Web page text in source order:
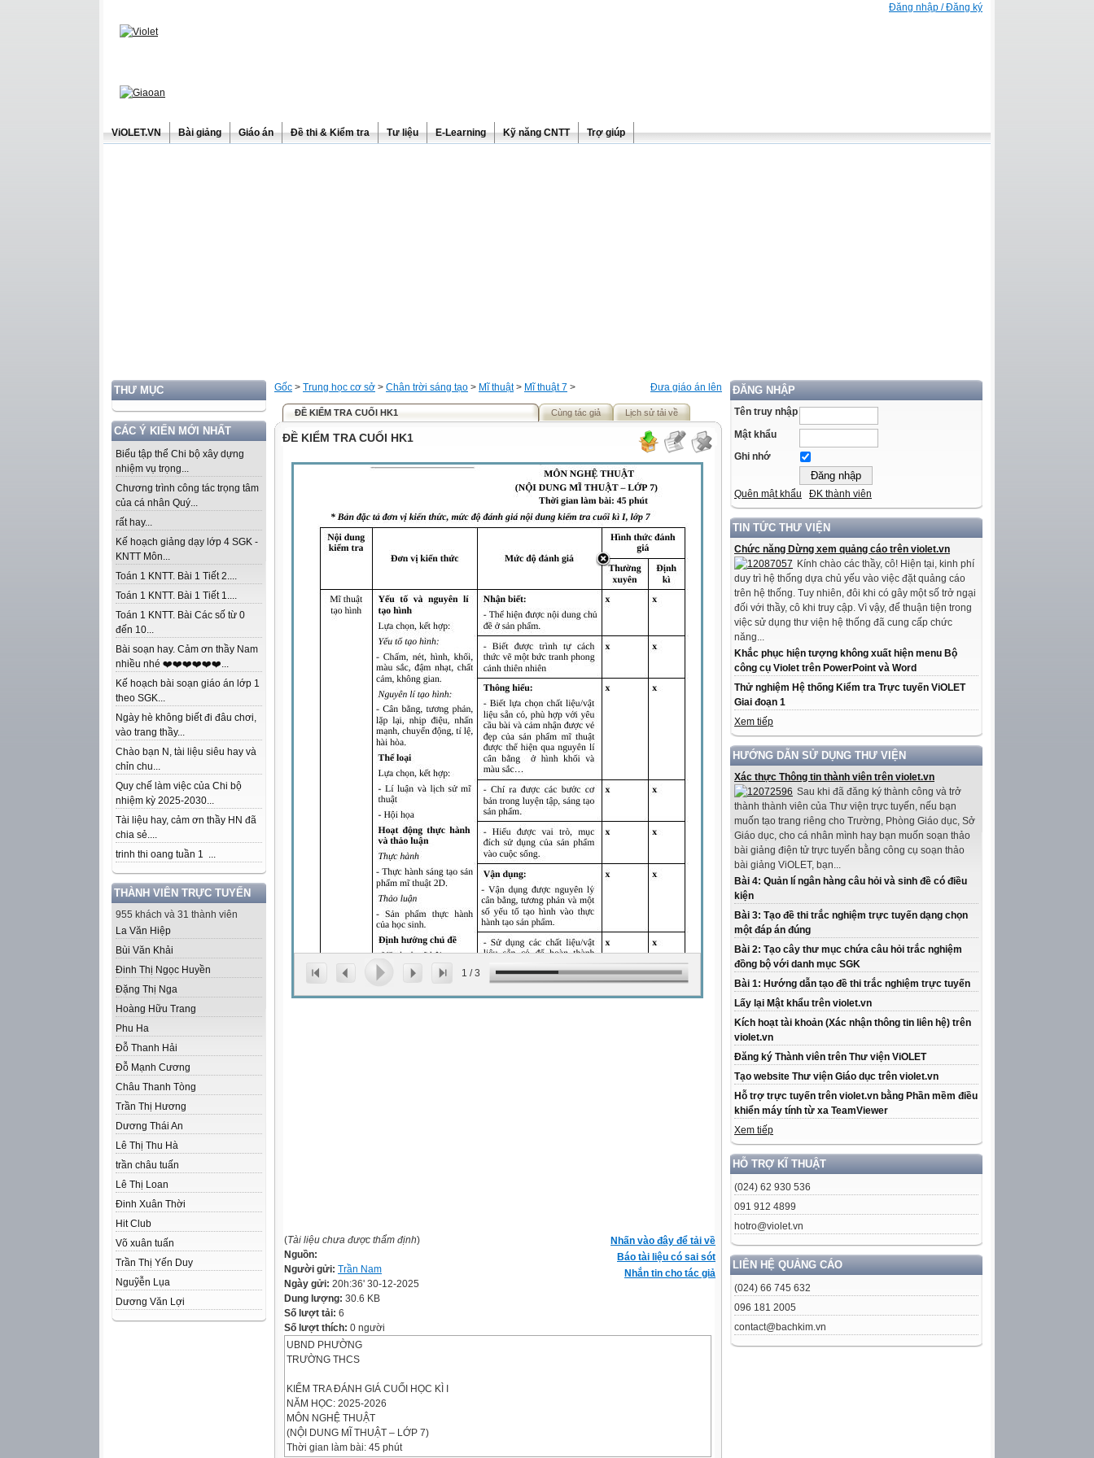
Đăng nhập / Đăng ký
ViOLET.VN Bài giảng Giáo án Đề thi & Kiểm tra Tư liệu E-Learning Kỹ năng CNTT Trợ giúp
THƯ MỤC
CÁC Ý KIẾN MỚI NHẤT
Biểu tập thể Chi bộ xây dựng
nhiệm vụ trọng...
Chương trình công tác trọng tâm
của cá nhân Quý...
rất hay...
Kế hoạch giảng dạy lớp 4 SGK -
KNTT Môn...
Toán 1 KNTT. Bài 1 Tiết 2....
Toán 1 KNTT. Bài 1 Tiết 1....
Toán 1 KNTT. Bài Các số từ 0
đến 10...
Bài soạn hay. Cảm ơn thầy Nam
nhiều nhé ❤️❤️❤️❤️❤️❤️...
Kế hoạch bài soạn giáo án lớp 1
theo SGK...
Ngày hè không biết đi đâu chơi,
vào trang thầy...
Chào bạn N, tài liệu siêu hay và
chỉn chu...
Quy chế làm việc của Chi bộ
nhiệm kỳ 2025-2030...
Tài liệu hay, cảm ơn thầy HN đã
chia sẻ....
trinh thi oang tuần 1 ...
THÀNH VIÊN TRỰC TUYẾN
955 khách và 31 thành viên
La Văn Hiệp
Bùi Văn Khải
Đinh Thị Ngọc Huyền
Đặng Thị Nga
Hoàng Hữu Trang
Phu Ha
Đỗ Thanh Hải
Đỗ Mạnh Cương
Châu Thanh Tòng
Trần Thị Hương
Dương Thái An
Lê Thị Thu Hà
trần châu tuấn
Lê Thị Loan
Đinh Xuân Thời
Hit Club
Võ xuân tuấn
Trần Thị Yến Duy
Nguỹễn Lụa
Dương Văn Lợi
ĐĂNG NHẬP
Tên truy nhập
Mật khẩu
Ghi nhớ
Quên mật khẩu ĐK thành viên
TIN TỨC THƯ VIỆN
Chức năng Dừng xem quảng cáo trên violet.vn
Kính chào các thầy, cô! Hiện tại, kinh phí
duy trì hệ thống dựa chủ yếu vào việc đặt quảng cáo
trên hệ thống. Tuy nhiên, đôi khi có gây một số trở ngại
đối với thầy, cô khi truy cập. Vì vậy, để thuận tiện trong
việc sử dụng thư viện hệ thống đã cung cấp chức
năng...
Khắc phục hiện tượng không xuất hiện menu Bộ
công cụ Violet trên PowerPoint và Word
Thử nghiệm Hệ thống Kiểm tra Trực tuyến ViOLET
Giai đoạn 1
Xem tiếp
HƯỚNG DẪN SỬ DỤNG THƯ VIỆN
Xác thực Thông tin thành viên trên violet.vn
Sau khi đã đăng ký thành công và trở
thành thành viên của Thư viện trực tuyến, nếu bạn
muốn tạo trang riêng cho Trường, Phòng Giáo dục, Sở
Giáo dục, cho cá nhân mình hay bạn muốn soạn thảo
bài giảng điện tử trực tuyến bằng công cụ soạn thảo
bài giảng ViOLET, bạn...
Bài 4: Quản lí ngân hàng câu hỏi và sinh đề có điều
kiện
Bài 3: Tạo đề thi trắc nghiệm trực tuyến dạng chọn
một đáp án đúng
Bài 2: Tạo cây thư mục chứa câu hỏi trắc nghiệm
đồng bộ với danh mục SGK
Bài 1: Hướng dẫn tạo đề thi trắc nghiệm trực tuyến
Lấy lại Mật khẩu trên violet.vn
Kích hoạt tài khoản (Xác nhận thông tin liên hệ) trên
violet.vn
Đăng ký Thành viên trên Thư viện ViOLET
Tạo website Thư viện Giáo dục trên violet.vn
Hỗ trợ trực tuyến trên violet.vn bằng Phần mềm điều
khiển máy tính từ xa TeamViewer
Xem tiếp
HỖ TRỢ KĨ THUẬT
(024) 62 930 536
091 912 4899
hotro@violet.vn
LIÊN HỆ QUẢNG CÁO
(024) 66 745 632
096 181 2005
contact@bachkim.vn
Đưa giáo án lên
Gốc > Trung học cơ sở > Chân trời sáng tạo > Mĩ thuật> Mĩ thuật 7 >
ĐỀ KIỂM TRA CUỐI HK1 Cùng tác giả Lịch sử tải về
ĐỀ KIỂM TRA CUỐI HK1
1 /3
Nhấn vào đây để tải về
Báo tài liệu có sai sót
Nhắn tin cho tác giả
(Tài liệu chưa được thẩm định)
Nguồn:
Người gửi: Trần Nam
Ngày gửi: 20h:36' 30-12-2025
Dung lượng: 30.6 KB
Số lượt tải: 6
Số lượt thích: 0 người
UBND PHƯỜNG
TRƯỜNG THCS
KIỂM TRA ĐÁNH GIÁ CUỐI HỌC KÌ I
NĂM HỌC: 2025-2026
MÔN NGHỆ THUẬT
(NỘI DUNG MĨ THUẬT – LỚP 7)
Thời gian làm bài: 45 phút